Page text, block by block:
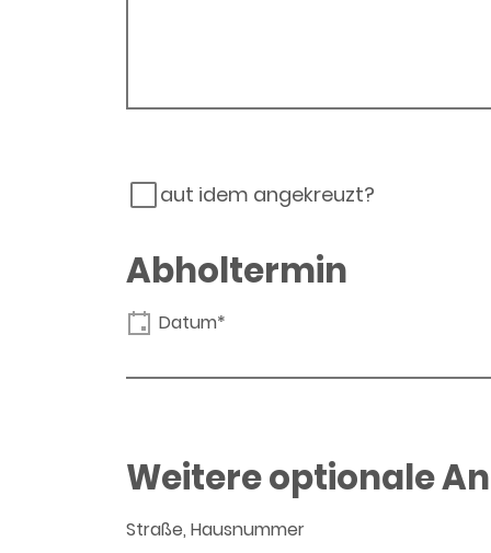
aut idem angekreuzt?
Abholtermin
Datum*
Weitere optionale
Straße, Hausnummer